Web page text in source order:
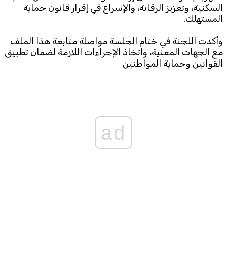
السكنية، وتعزيز الرقابة، والإسراع في إقرار قانون حماية
المستهلك.
وأكدت اللجنة في ختام الجلسة مواصلة متابعة هذا الملف
مع الجهات المعنية، واتخاذ الإجراءات اللازمة لضمان تطبيق
القوانين وحماية المواطنين
ad